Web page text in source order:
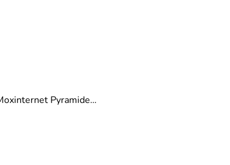
Pyramide…